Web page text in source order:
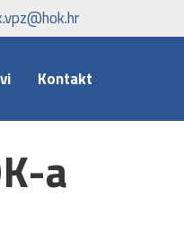
Kontakt
a